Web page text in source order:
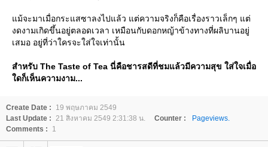
ม้จะมาเมื่อกระแสซาลงไปแล้ว แต่ความจริงก็คือเรื่องราวเล็กๆ แต่
งดงามเกิดขึ้นอยู่ตลอดเวลา เหมือนกับดอกหญ้าข้างทางที่ผลิบานอยู่
เสมอ อยู่ที่ว่าใครจะใส่ใจเท่านั้น
สำหรับ The Taste of Tea นี่คือชารสดีที่ชมแล้วมีความสุข ใส่ใจเมื่อ
ดก็เห็นความงาม...
Create Date :
19 พฤษภาคม 2549
Last Update : 21 สิงหาคม 2549 2:31:38 น. Counter :
Pageviews.
Comments :
1